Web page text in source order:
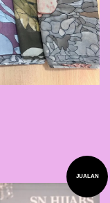
JUALAN